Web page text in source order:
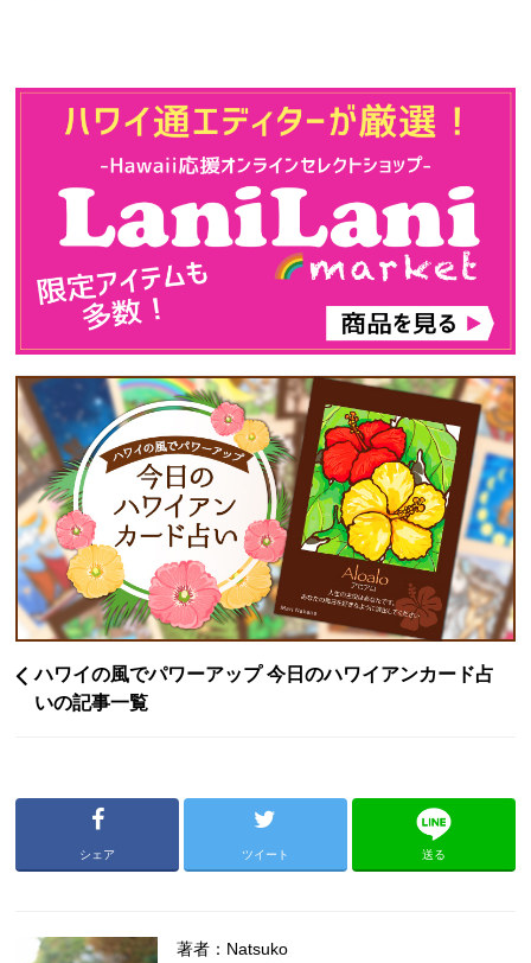
ハワイの風でパワーアップ 今日のハワイアンカード占
いの記事一覧
シェア ツイート 送る
著者：Natsuko